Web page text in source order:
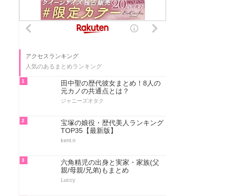
アクセスランキング
人気のあるまとめランキング
1
田中聖の歴代彼女まとめ！8人の
元カノの共通点とは？
ジャニーズオタク
2
宝塚の娘役・歴代美人ランキング
TOP35【最新版】
kent.n
3
六角精児の出身と実家・家族(父
親/母親/兄弟)もまとめ
Luccy